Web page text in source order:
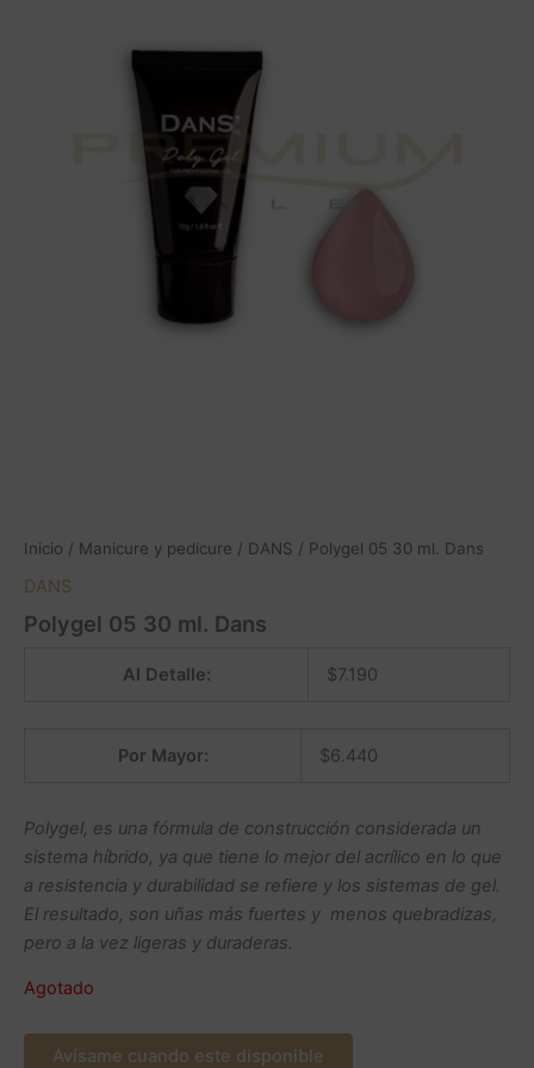
Inicio / Manicure y pedicure / DANS / Polygel 05 30 ml. Dans
DANS
Polygel 05 30 ml. Dans
Al Detalle: $7.190
Por Mayor: $6.440
Polygel, es una fórmula de construcción considerada un
sistema híbrido, ya que tiene lo mejor del acrílico en lo que
a resistencia y durabilidad se refiere y los sistemas de gel.
El resultado, son uñas más fuertes y menos quebradizas,
pero a la vez ligeras y duraderas.
Agotado
Avísame cuando este disponible